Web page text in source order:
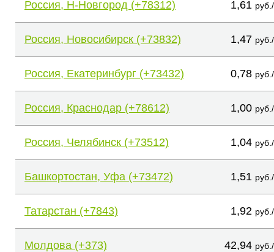
Россия, Н-Новгород (+78312) 1,61
Россия, Новосибирск (+73832) 1,47
Россия, Екатеринбург (+73432) 0,78
Россия, Краснодар (+78612) 1,00
Россия, Челябинск (+73512) 1,04
Башкортостан, Уфа (+73472) 1,51
Татарстан (+7843) 1,92
Молдова (+373) 42,94